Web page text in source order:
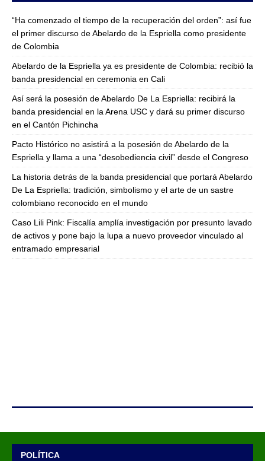
“Ha comenzado el tiempo de la recuperación del orden”: así fue
el primer discurso de Abelardo de la Espriella como presidente
de Colombia
Abelardo de la Espriella ya es presidente de Colombia: recibió la
banda presidencial en ceremonia en Cali
Así será la posesión de Abelardo De La Espriella: recibirá la
banda presidencial en la Arena USC y dará su primer discurso
en el Cantón Pichincha
Pacto Histórico no asistirá a la posesión de Abelardo de la
Espriella y llama a una “desobediencia civil” desde el Congreso
La historia detrás de la banda presidencial que portará Abelardo
De La Espriella: tradición, simbolismo y el arte de un sastre
colombiano reconocido en el mundo
Caso Lili Pink: Fiscalía amplía investigación por presunto lavado
de activos y pone bajo la lupa a nuevo proveedor vinculado al
entramado empresarial
POLÍTICA